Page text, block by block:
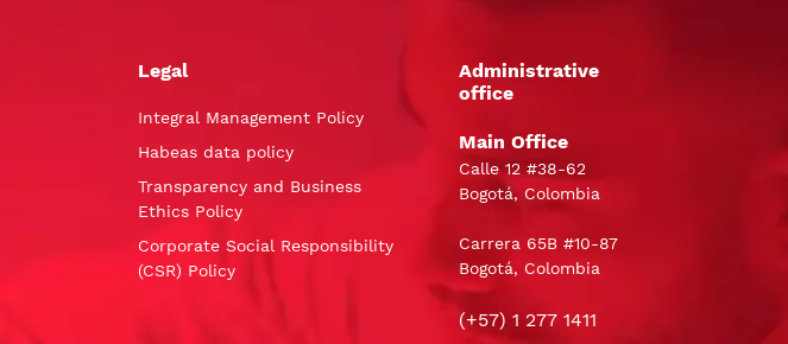
Legal
Integral Management Policy
Habeas data policy
Transparency and Business
Ethics Policy
Corporate Social Responsibility
(CSR) Policy
Administrative
office
Main Office
Calle 12 #38-62
Bogotá, Colombia
Carrera 65B #10-87
Bogotá, Colombia
(+57) 1 277 1411